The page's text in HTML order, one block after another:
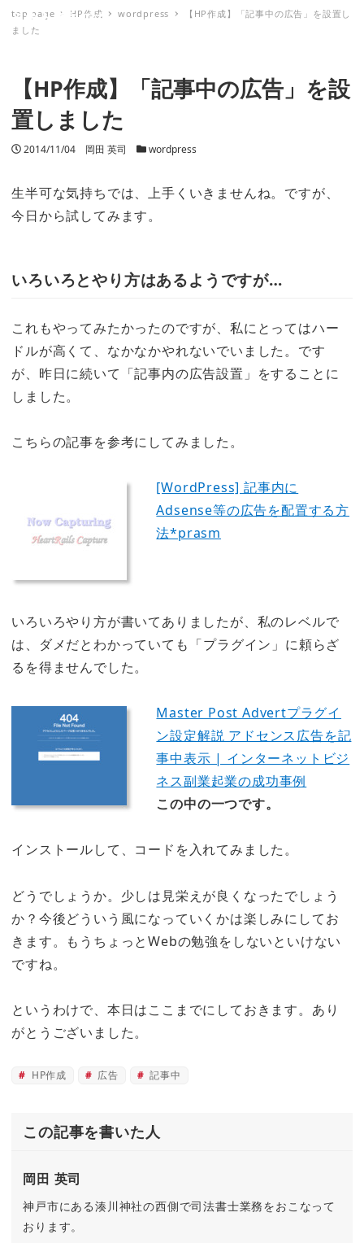
ミナトノキズナ
top page HP作成 wordpress
【HP作成】「記事中の広告」を設置し
ました
【HP作成】「記事中の広告」を設
置しました
投稿日
2014/11/04 著者
岡田 英司 カテゴリー
wordpress
生半可な気持ちでは、上手くいきませんね。ですが、
今日から試してみます。
いろいろとやり方はあるようですが…
これもやってみたかったのですが、私にとってはハー
ドルが高くて、なかなかやれないでいました。です
が、昨日に続いて「記事内の広告設置」をすることに
しました。
こちらの記事を参考にしてみました。
[WordPress] 記事内に
Adsense等の広告を配置する方
法*prasm
いろいろやり方が書いてありましたが、私のレベルで
は、ダメだとわかっていても「プラグイン」に頼らざ
るを得ませんでした。
Master Post Advertプラグイ
ン設定解説 アドセンス広告を記
事中表示 | インターネットビジ
ネス副業起業の成功事例
この中の一つです。
インストールして、コードを入れてみました。
どうでしょうか。少しは見栄えが良くなったでしょう
か？今後どういう風になっていくかは楽しみにしてお
きます。もうちょっとWebの勉強をしないといけない
ですね。
というわけで、本日はここまでにしておきます。あり
がとうございました。
HP作成 広告 記事中
この記事を書いた人
岡田 英司
神戸市にある湊川神社の西側で司法書士業務をおこなって
おります。